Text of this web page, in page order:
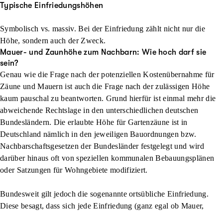
Typische Einfriedungshöhen
Symbolisch vs. massiv. Bei der Einfriedung zählt nicht nur die
Höhe, sondern auch der Zweck.
Mauer- und Zaunhöhe zum Nachbarn: Wie hoch darf sie
sein?
Genau wie die Frage nach der potenziellen Kostenübernahme für
Zäune und Mauern ist auch die Frage nach der zulässigen Höhe
kaum pauschal zu beantworten. Grund hierfür ist einmal mehr die
abweichende Rechtslage in den unterschiedlichen deutschen
Bundesländern. Die erlaubte Höhe für Gartenzäune ist in
Deutschland nämlich in den jeweiligen Bauordnungen bzw.
Nachbarschaftsgesetzen der Bundesländer festgelegt und wird
darüber hinaus oft von speziellen kommunalen Bebauungsplänen
oder Satzungen für Wohngebiete modifiziert.
Bundesweit gilt jedoch die sogenannte ortsübliche Einfriedung.
Diese besagt, dass sich jede Einfriedung (ganz egal ob Mauer,